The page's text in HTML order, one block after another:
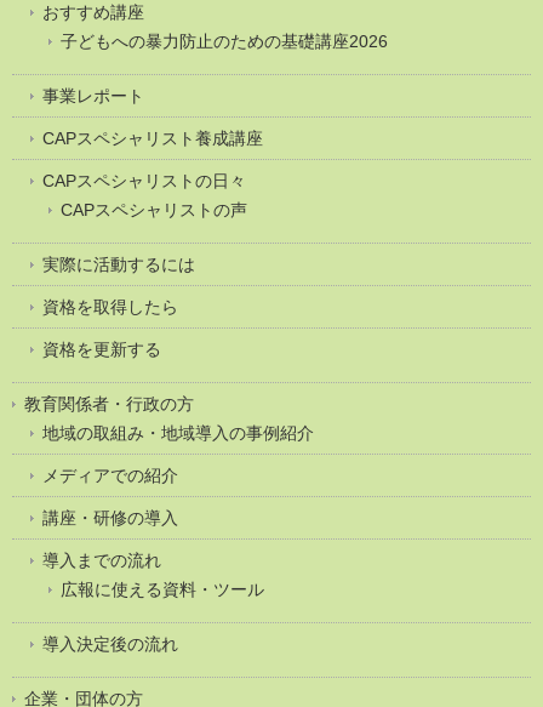
おすすめ講座
子どもへの暴力防止のための基礎講座2026
事業レポート
CAPスペシャリスト養成講座
CAPスペシャリストの日々
CAPスペシャリストの声
実際に活動するには
資格を取得したら
資格を更新する
教育関係者・行政の方
地域の取組み・地域導入の事例紹介
メディアでの紹介
講座・研修の導入
導入までの流れ
広報に使える資料・ツール
導入決定後の流れ
企業・団体の方